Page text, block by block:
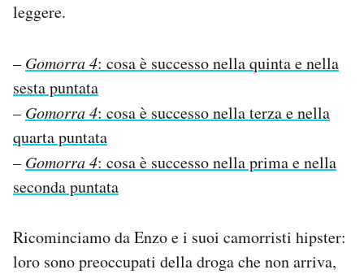
Area Personale
Notifiche mobile
Hai bisogno di aiuto?
Esci
leggere.
– Gomorra 4: cosa è successo nella quinta e nella
sesta puntata
– Gomorra 4: cosa è successo nella terza e nella
quarta puntata
– Gomorra 4: cosa è successo nella prima e nella
seconda puntata
Ricominciamo da Enzo e i suoi camorristi hipster:
loro sono preoccupati della droga che non arriva,